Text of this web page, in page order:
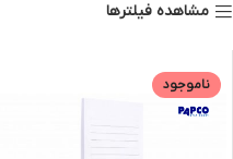
مشاهده فیلترها
ناموجود